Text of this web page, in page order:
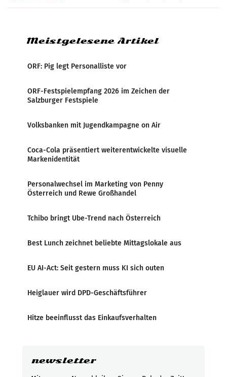
Meistgelesene Artikel
ORF: Pig legt Personalliste vor
ORF-Festspielempfang 2026 im Zeichen der
Salzburger Festspiele
Volksbanken mit Jugendkampagne on Air
Coca-Cola präsentiert weiterentwickelte visuelle
Markenidentität
Personalwechsel im Marketing von Penny
Österreich und Rewe Großhandel
Tchibo bringt Ube-Trend nach Österreich
Best Lunch zeichnet beliebte Mittagslokale aus
EU AI-Act: Seit gestern muss KI sich outen
Heiglauer wird DPD-Geschäftsführer
Hitze beeinflusst das Einkaufsverhalten
newsletter